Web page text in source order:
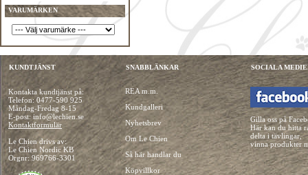
VARUMÄRKEN
KUNDTJÄNST
Kontakta kundtjänst på:
Telefon:0477-590 925
Måndag-Fredag 8-15
E-post: info@lechien.se
Kontaktformulär
Le Chien drivs av:
Le Chien Nordic KB
Orgnr: 969766-3301
SNABBLÄNKAR
REA m.m.
Kundgalleri
Nyhetsbrev
Om Le Chien
Så här handlar du
Köpvillkor
SOCIALA
Gilla oss på
Här kan du hitta
delta i tävlingar,
vinna produkter